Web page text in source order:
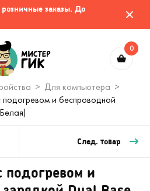
заказы. До
0
Для компьютера
подогревом и беспроводной
След. товар
подогревом и